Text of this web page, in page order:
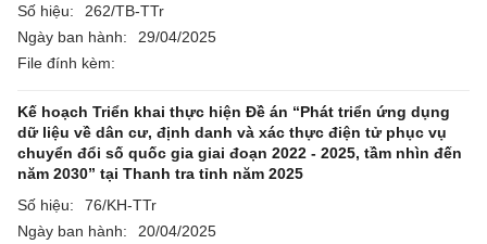
Số hiệu:
262/TB-TTr
Ngày ban hành:
29/04/2025
File đính kèm:
Kế hoạch Triển khai thực hiện Đề án “Phát triển ứng dụng
dữ liệu về dân cư, định danh và xác thực điện tử phục vụ
chuyển đổi số quốc gia giai đoạn 2022 - 2025, tầm nhìn đến
năm 2030” tại Thanh tra tỉnh năm 2025
Số hiệu:
76/KH-TTr
Ngày ban hành:
20/04/2025